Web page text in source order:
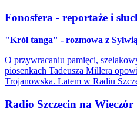
Fonosfera - reportaże i
"Król tanga" - rozmowa z
O przywracaniu pamięci,
piosenkach Tadeusza Millera
Trojanowska. Latem w Radiu
Radio Szczecin na Wieczór